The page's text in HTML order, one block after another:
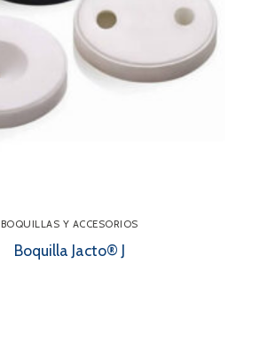
BOQUILLAS Y ACCESORIOS
Boquilla Jacto® J